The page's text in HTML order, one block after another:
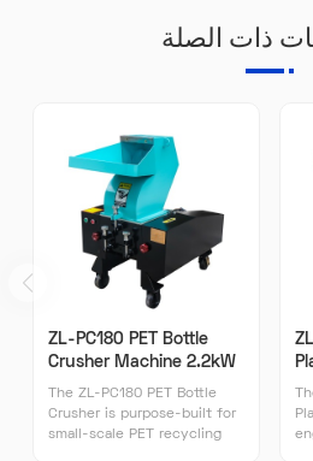
ذات الصلة
ZL-PC180 PET Bottle
Crusher Machine 2.2kW
120-150kg/h | ZILLION
The ZL-PC180 PET Bottle
Crusher is purpose-built for
small-scale PET recycling